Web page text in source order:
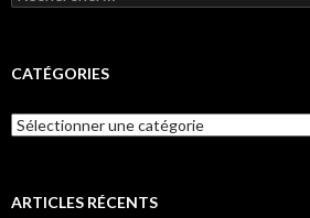
CATÉGORIES
Catégories
ARTICLES RÉCENTS